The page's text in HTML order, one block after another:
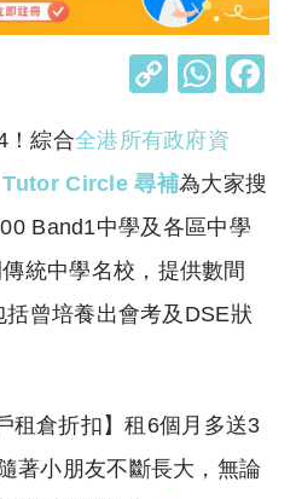
C
p
y
Li
n
k
W
at
s
A
p
p
！綜合全港所有政府資
Tutor Circle 尋補為大家搜
Band1中學及各區中學
統中學名校，提供數間
曾培養出會考及DSE狀
租倉折扣】租6個月多送3
著小朋友不斷長大，無論